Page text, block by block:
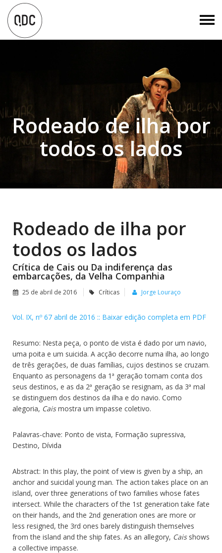
Rodeado de ilha por
todos os lados
Rodeado de ilha por
todos os lados
Crítica de Cais ou Da indiferença das
embarcações, da Velha Companhia
25 de abril de 2016 Críticas Jorge Louraço
Vol. IX, nº 67 abril de 2016 :: Baixar edição completa em PDF
Resumo: Nesta peça, o ponto de vista é dado por um navio,
uma poita e um suicida. A acção decorre numa ilha, ao longo
de três gerações, de duas famílias, cujos destinos se cruzam.
Enquanto as personagens da 1ª geração tomam conta dos
seus destinos, e as da 2ª geração se resignam, as da 3ª mal
se distinguem dos destinos da ilha e do navio. Como
alegoria, Caismostra um impasse coletivo.
Palavras-chave: Ponto de vista, Formação supressiva,
Destino, Dívida
Abstract: In this play, the point of view is given by a ship, an
anchor and suicidal young man. The action takes place on an
island, over three generations of two families whose fates
intersect. While the characters of the 1st generation take fate
on their hands, and the 2nd generation ones are more or
less resigned, the 3rd ones barely distinguish themselves
from the island and the ship fates. As an allegory, Caisshows
a collective impasse.